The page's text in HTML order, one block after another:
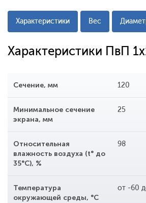
Характеристики Вес
Характеристики ПвП
Сечение, мм 120
Минимальное сечение
экрана, мм
25
Относительная
влажность воздуха (t° до
35°С), %
98
Температура
окружающей среды, °С
от -60